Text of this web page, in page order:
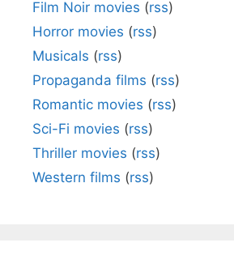
Film Noir movies (rss)
Horror movies (rss)
Musicals (rss)
Propaganda films (rss)
Romantic movies (rss)
Sci-Fi movies (rss)
Thriller movies (rss)
Western films (rss)